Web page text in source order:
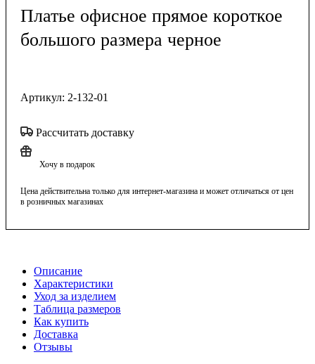
Платье офисное прямое короткое
большого размера черное
Артикул: 2-132-01
Рассчитать доставку
Хочу в подарок
Цена действительна только для интернет-магазина и может отличаться от цен
в розничных магазинах
Описание
Характеристики
Уход за изделием
Таблица размеров
Как купить
Доставка
Отзывы